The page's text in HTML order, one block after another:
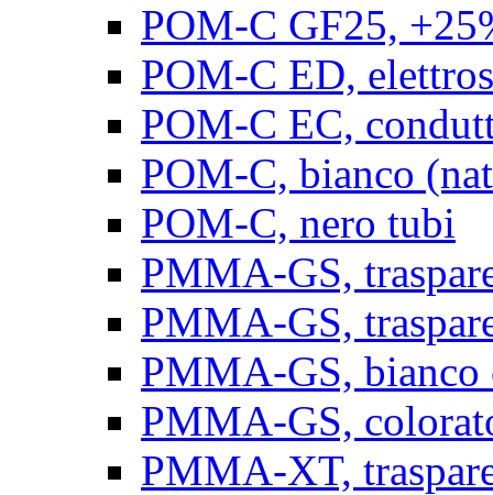
POM-C GF25,
POM-C ED,
POM-C EC,
POM-C, bianco
POM-C, nero tubi
PMMA-GS,
PMMA-GS,
PMMA-GS, bianco
PMMA-GS,
PMMA-XT,